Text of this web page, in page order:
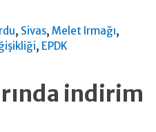
, Sivas,Melet Irmağı,
, EPDK
indirim